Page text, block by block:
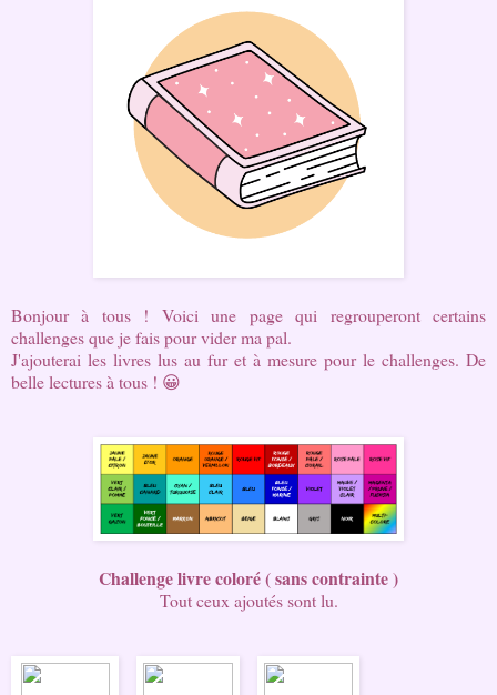
Bonjour à tous ! Voici une page qui regrouperont certains
challenges que je fais pour vider ma pal.
J'ajouterai les livres lus au fur et à mesure pour le challenges. De
belle lectures à tous ! 😀
Challenge livre coloré ( sans contrainte )
Tout ceux ajoutés sont lu.